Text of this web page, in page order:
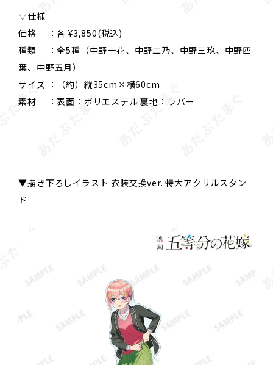
▽仕様
価格 ：各 ¥3,850(税込)
種類 ：全5種（中野一花、中野二乃、中野三玖、中野四
葉、中野五月）
サイズ ：（約）縦35cm×横60cm
素材 ：表面：ポリエステル 裏地：ラバー
▼描き下ろしイラスト 衣装交換ver. 特大アクリルスタン
ド